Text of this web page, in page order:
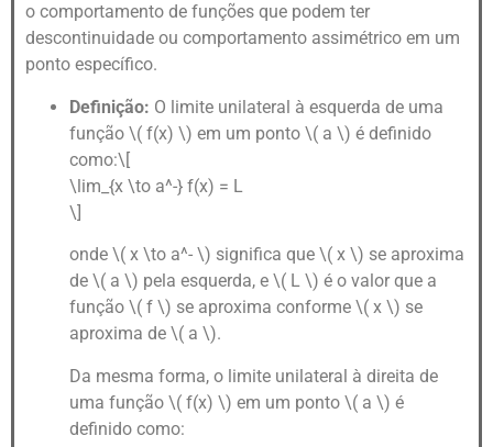
o comportamento de funções que podem ter
descontinuidade ou comportamento assimétrico em um
ponto específico.
Definição: O limite unilateral à esquerda de uma
função \( f(x) \) em um ponto \( a \) é definido
como:\[
\lim_{x \to a^-} f(x) = L
\]
onde \( x \to a^- \) significa que \( x \) se aproxima
de \( a \) pela esquerda, e \( L \) é o valor que a
função \( f \) se aproxima conforme \( x \) se
aproxima de \( a \).
Da mesma forma, o limite unilateral à direita de
uma função \( f(x) \) em um ponto \( a \) é
definido como: